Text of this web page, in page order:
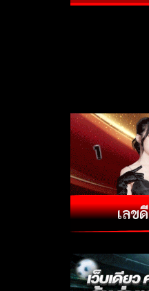
เลขดี